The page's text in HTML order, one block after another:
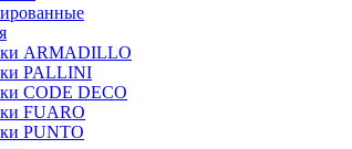
ARMADILLO
PALLINI
CODE DECO
FUARO
PUNTO